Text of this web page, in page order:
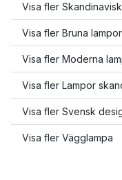
Visa fler
Visa fler Bruna lampor
Visa fler Moderna
Visa fler Lampor
Visa fler Svensk
Visa fler Vägglampa